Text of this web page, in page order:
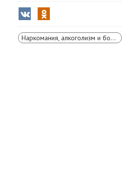
Наркомания, алкоголизм и борьба с ними